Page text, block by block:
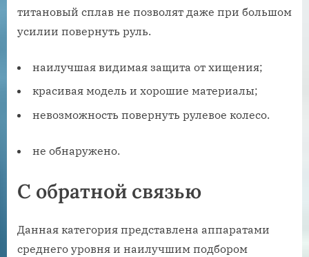
титановый сплав не позволят даже при большом
усилии повернуть руль.
наилучшая видимая защита от хищения;
красивая модель и хорошие материалы;
невозможность повернуть рулевое колесо.
не обнаружено.
С обратной связью
Данная категория представлена аппаратами
среднего уровня и наилучшим подбором